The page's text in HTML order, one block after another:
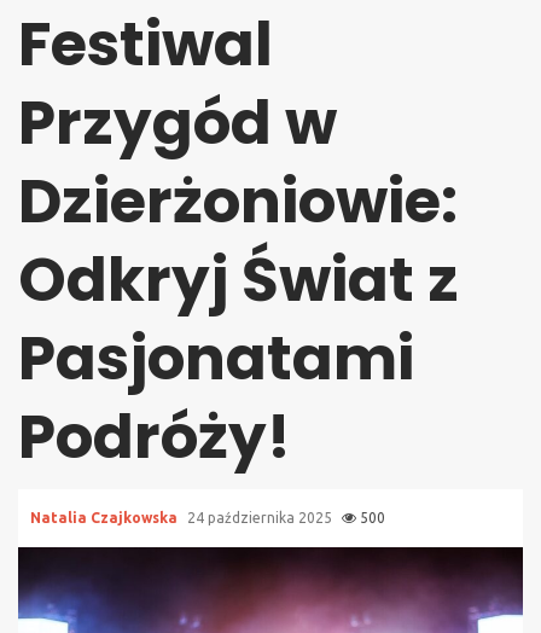
Festiwal
Przygód w
Dzierżoniowie:
Odkryj Świat z
Pasjonatami
Podróży!
Natalia Czajkowska 24 października 2025 500